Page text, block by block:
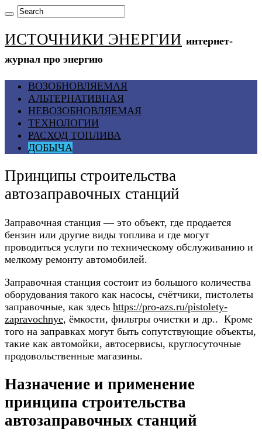
ИСТОЧНИКИ ЭНЕРГИИ интернет-
журнал про энергию
ВОЗОБНОВЛЯЕМАЯ
АЛЬТЕРНАТИВНАЯ
НЕВОЗОБНОВЛЯЕМАЯ
ТЕХНОЛОГИИ
РАСХОД ТОПЛИВА
ДОБЫЧА
Принципы строительства
автозаправочных станций
Заправочная станция — это объект, где продается
бензин или другие виды топлива и где могут
проводиться услуги по техническому обслуживанию и
мелкому ремонту автомобилей.
Заправочная станция состоит из большого количества
оборудования такого как насосы, счётчики, пистолеты
заправочные, как здесь https://pro-azs.ru/pistolety-
zapravochnye, ёмкости, фильтры очистки и др.. Кроме
того на заправках могут быть сопутствующие объекты,
такие как автомойки, автосервисы, круглосуточные
продовольственные магазины.
Назначение и применение
принципа строительства
автозаправочных станций